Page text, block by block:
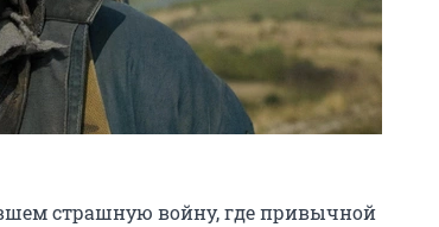
страшную войну, где привычной